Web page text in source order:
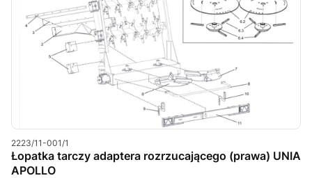
Kod produktu
2223/11-001/1
Łopatka tarczy adaptera rozrzucającego (prawa) UNIA
APOLLO